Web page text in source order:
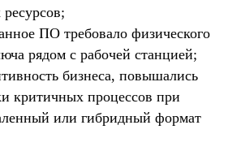
ПО требовало физического
рядом с рабочей станцией;
бизнеса, повышались
критичных процессов при
или гибридный формат